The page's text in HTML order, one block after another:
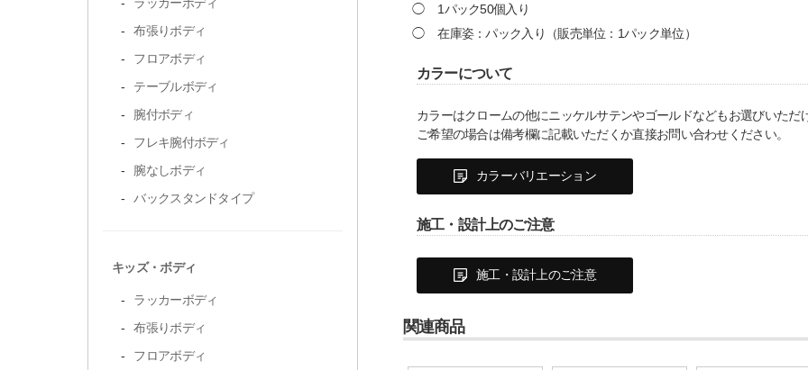
1パック50個入り
在庫姿：パック入り（販売単位：1パック単位）
カラーについて
カラーはクロームの他にニッケルサテンやゴールドなどもお選びいただ
ご希望の場合は備考欄に記載いただくか直接お問い合わせください。
カラーバリエーション
施工・設計上のご注意
施工・設計上のご注意
関連商品
布張りボディ
フロアボディ
テーブルボディ
腕付ボディ
フレキ腕付ボディ
腕なしボディ
バックスタンドタイプ
キッズ・ボディ
ラッカーボディ
布張りボディ
フロアボディ